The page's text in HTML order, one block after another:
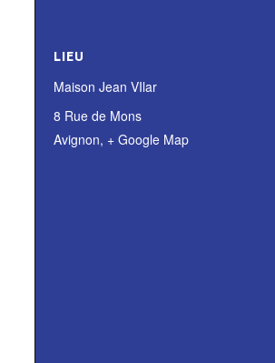
LIEU
Maison Jean VIlar
8 Rue de Mons
Avignon, + Google Map